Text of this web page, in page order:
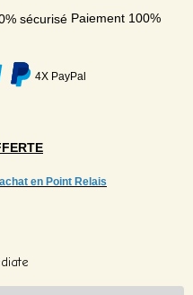
Paiement 100%
4X PayPal
en Point Relais